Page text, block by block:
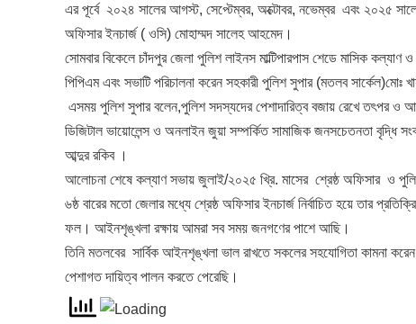
এর পূর্বে ২০২৪ সালের আগস্ট, সেপ্টেম্বর, অক্টোবর, নভেম্বর এবং ২০২৫ সালের
অফিসার ইনচার্জ ( ওসি) মোহাম্মদ সালেহ আহমেদ।
সোমবার বিকেলে চাঁদপুর জেলা পুলিশ লাইনস মাল্টিপারপাস শেডে মাসিক
পিপিএম এবং সভাটি পরিচালনা করেন সহকারী পুলিশ সুপার (মতলব সার্কেল)মোঃ
এসময় পুলিশ সুপার বলেন,পুলিশ সদস্যদের পেশাদারিত্ব বজায় রেখে তৎপর ও
ডিজিটাল ভায়োলেন্স ও অনলাইন জুয়া সম্পর্কিত সামাজিক জনসচেতনতা বৃদ্ধি
আব্দুর রকিব ।
আলোচনা শেষে কল্যাণ সভায় জুলাই/২০২৫ খ্রি. মাসের শ্রেষ্ঠ অফিসার ও
৬ষ্ঠ বারের মতো জেলার মধ্যে শ্রেষ্ঠ অফিসার ইনচার্জ নির্বাচিত হয়ে তার
ফল। আইনশৃঙ্খলা রক্ষায় আমরা সব সময় জনগণের পাশে আছি।
তিনি মতলবের সার্বিক আইনশৃঙ্খলা ভাল রাখতে সকলের সহযোগিতা কামনা
পেশাগত দায়িত্ব পালন করতে পেরেছি।